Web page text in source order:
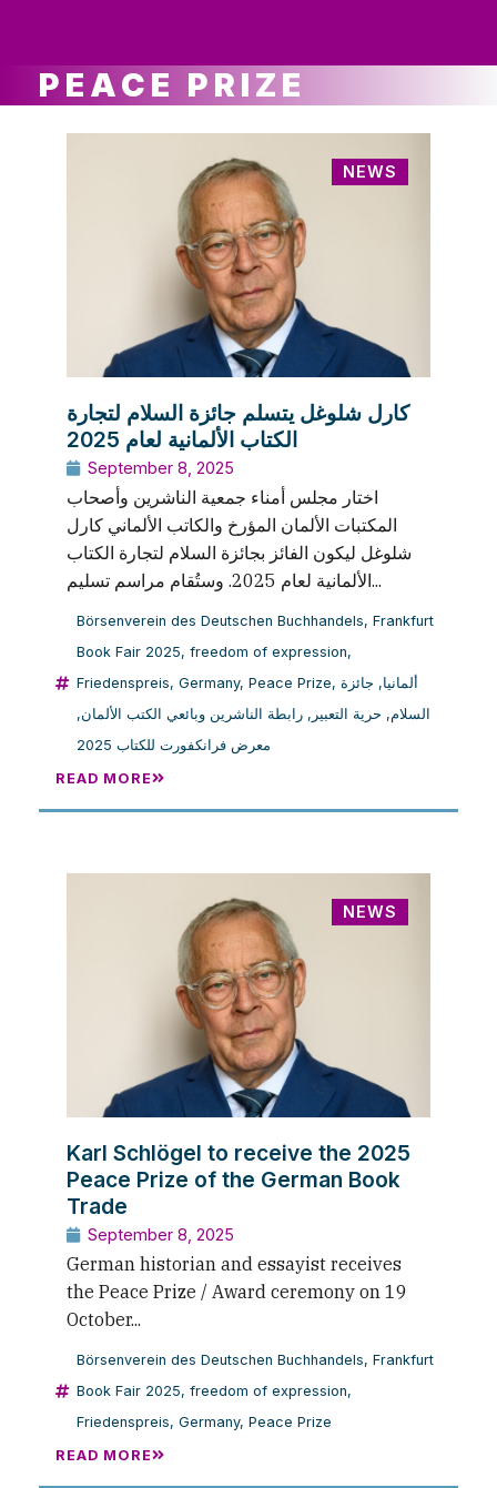
PEACE PRIZE
NEWS
كارل شلوغل يتسلم جائزة السلام لتجارة
الكتاب الألمانية لعام 2025
September 8, 2025
اختار مجلس أمناء جمعية الناشرين وأصحاب
المكتبات الألمان المؤرخ والكاتب الألماني كارل
شلوغل ليكون الفائز بجائزة السلام لتجارة الكتاب
الألمانية لعام 2025. وستُقام مراسم تسليم...
Börsenverein des Deutschen Buchhandels, Frankfurt
Book Fair 2025, freedom of expression,
Friedenspreis, Germany, Peace Prize, ألمانيا, جائزة
السلام, حرية التعبير , رابطة الناشرين وبائعي الكتب الألمان,
معرض فرانكفورت للكتاب 2025
READ MORE
NEWS
Karl Schlögel to receive the 2025
Peace Prize of the German Book
Trade
September 8, 2025
German historian and essayist receives
the Peace Prize / Award ceremony on 19
October...
Börsenverein des Deutschen Buchhandels, Frankfurt
Book Fair 2025, freedom of expression,
Friedenspreis, Germany, Peace Prize
READ MORE